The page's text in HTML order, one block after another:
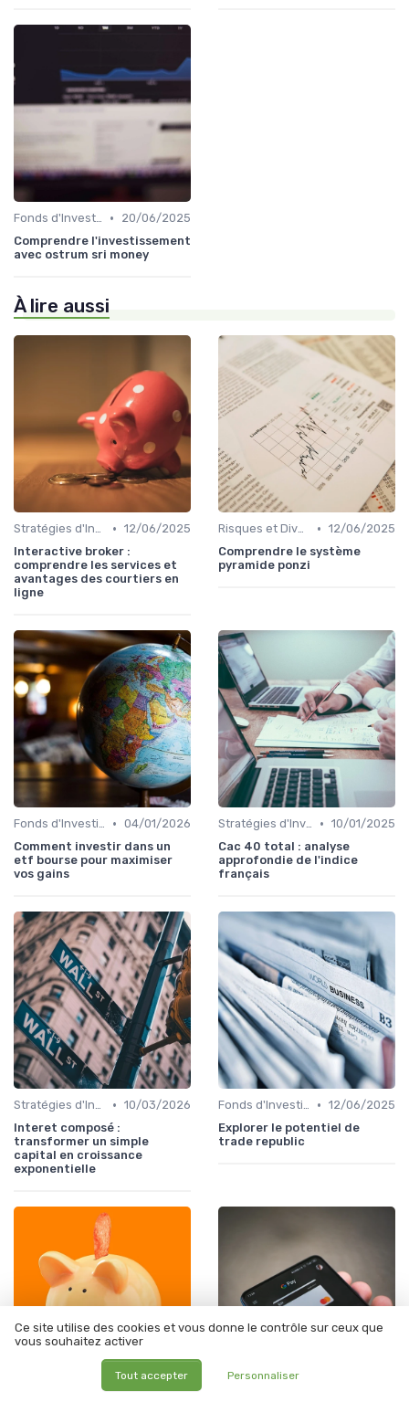
Fonds d'Investissement et ETF •
20/06/2025
Comprendre l'investissement
avec ostrum sri money
À lire aussi
Stratégies d'Investissement en Bourse • 12/06/2025
Interactive broker :
comprendre les services et
avantages des courtiers en
ligne
Risques et Diversification d'Investissement • 12/06/2025
Comprendre le système
pyramide ponzi
Fonds d'Investissement et ETF • 04/01/2026
Comment investir dans un
etf bourse pour maximiser
vos gains
Stratégies d'Investissement en Bourse • 10/01/2025
Cac 40 total : analyse
approfondie de l'indice
français
Stratégies d'Investissement en Bourse • 10/03/2026
Interet composé :
transformer un simple
capital en croissance
exponentielle
Fonds d'Investissement et ETF • 12/06/2025
Explorer le potentiel de
trade republic
Ce site utilise des cookies et vous donne le contrôle sur ceux que
vous souhaitez activer
Tout accepter Personnaliser